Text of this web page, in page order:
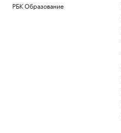
РБК Образование